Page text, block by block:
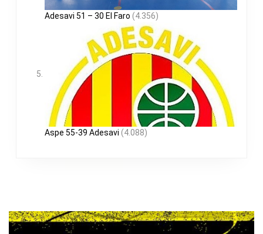
Adesavi 51 – 30 El Faro (4.356)
Aspe 55-39 Adesavi (4.088)